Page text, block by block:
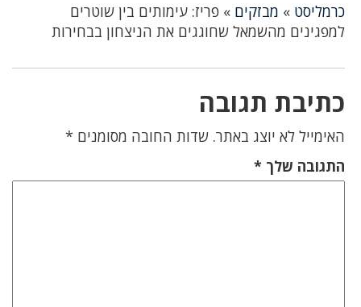
כרמליסט » מבזקים » פריז: עימותים בין שוטרים
למפגינים מהשמאל שחוגגים את הניצחון בבחירות
כתיבת תגובה
האימייל לא יוצג באתר. שדות החובה מסומנים *
התגובה שלך *